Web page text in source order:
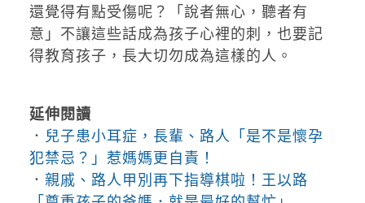
還覺得有點受傷呢？「說者無心，聽者有
意」不讓這些話成為孩子心裡的刺，也要記
得教育孩子，長大切勿成為這樣的人。
延伸閱讀
． 兒子患小耳症，長輩、路人「是不是懷孕
犯禁忌？」惹媽媽更自責！
． 親戚、路人甲別再下指導棋啦！王以路